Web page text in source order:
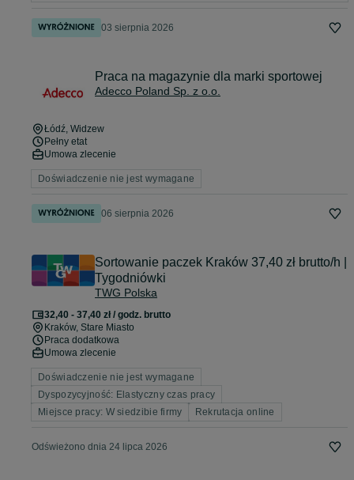
03 sierpnia 2026
Praca na magazynie dla marki sportowej
Adecco Poland Sp. z o.o.
Łódź, Widzew
Pełny etat
Umowa zlecenie
Doświadczenie nie jest wymagane
06 sierpnia 2026
Sortowanie paczek Kraków 37,40 zł brutto/h |
Tygodniówki
TWG Polska
32,40 - 37,40 zł / godz. brutto
Kraków, Stare Miasto
Praca dodatkowa
Umowa zlecenie
Doświadczenie nie jest wymagane
Dyspozycyjność: Elastyczny czas pracy
Miejsce pracy: W siedzibie firmy
Rekrutacja online
Odświeżono dnia 24 lipca 2026